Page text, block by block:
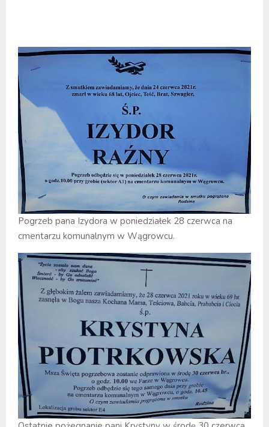
Pogrzeb pana Izydora w poniedziałek 28 czerwca na
cmentarzu komunalnym w Wągrowcu.